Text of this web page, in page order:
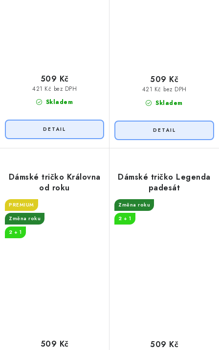
Skladem
421 Kč bez DPH
509 Kč
Skladem
421 Kč bez DPH
509 Kč
Dámské tričko Královna
od roku
PREMIUM
Změna roku
2 + 1
509 Kč
Dámské tričko Legenda
padesát
Změna roku
2 + 1
509 Kč